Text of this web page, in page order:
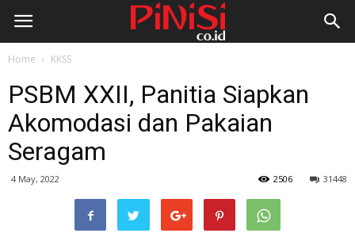
Home KKSS
PSBM XXII, Panitia Siapkan
Akomodasi dan Pakaian
Seragam
4 May, 2022 31448
2506